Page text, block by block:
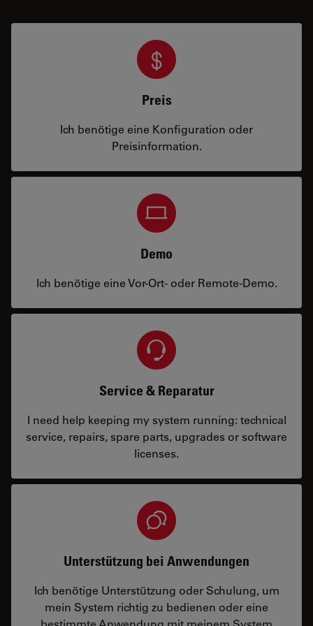
Preis
Ich benötige eine Konfiguration oder
Preisinformation.
Demo
Ich benötige eine Vor-Ort- oder Remote-Demo.
Service & Reparatur
I need help keeping my system running: technical
service, repairs, spare parts, upgrades or software
licenses.
Unterstützung bei Anwendungen
Ich benötige Unterstützung oder Schulung, um
mein System richtig zu bedienen oder eine